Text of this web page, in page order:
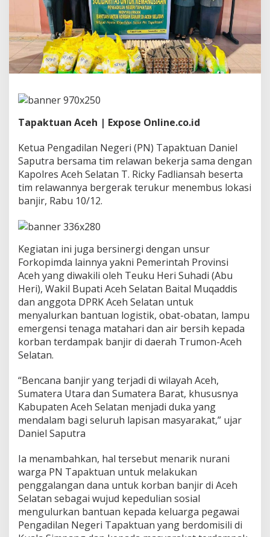
k
K
e
m
a
n
u
i
a
W
u
j
u
d
N
a
a
K
e
e
d
u
l
i
a
o
s
i
a
Tapaktuan Aceh | Expose Online.co.id
Ketua Pengadilan Negeri (PN) Tapaktuan Daniel
Saputra bersama tim relawan bekerja sama dengan
Kapolres Aceh Selatan T. Ricky Fadliansah beserta
tim relawannya bergerak terukur menembus lokasi
banjir, Rabu 10/12.
Kegiatan ini juga bersinergi dengan unsur
Forkopimda lainnya yakni Pemerintah Provinsi
Aceh yang diwakili oleh Teuku Heri Suhadi (Abu
Heri), Wakil Bupati Aceh Selatan Baital Muqaddis
dan anggota DPRK Aceh Selatan untuk
menyalurkan bantuan logistik, obat-obatan, lampu
emergensi tenaga matahari dan air bersih kepada
korban terdampak banjir di daerah Trumon-Aceh
Selatan.
“Bencana banjir yang terjadi di wilayah Aceh,
Sumatera Utara dan Sumatera Barat, khususnya
Kabupaten Aceh Selatan menjadi duka yang
mendalam bagi seluruh lapisan masyarakat,” ujar
Daniel Saputra
Ia menambahkan, hal tersebut menarik nurani
warga PN Tapaktuan untuk melakukan
penggalangan dana untuk korban banjir di Aceh
Selatan sebagai wujud kepedulian sosial
mengulurkan bantuan kepada keluarga pegawai
Pengadilan Negeri Tapaktuan yang berdomisili di